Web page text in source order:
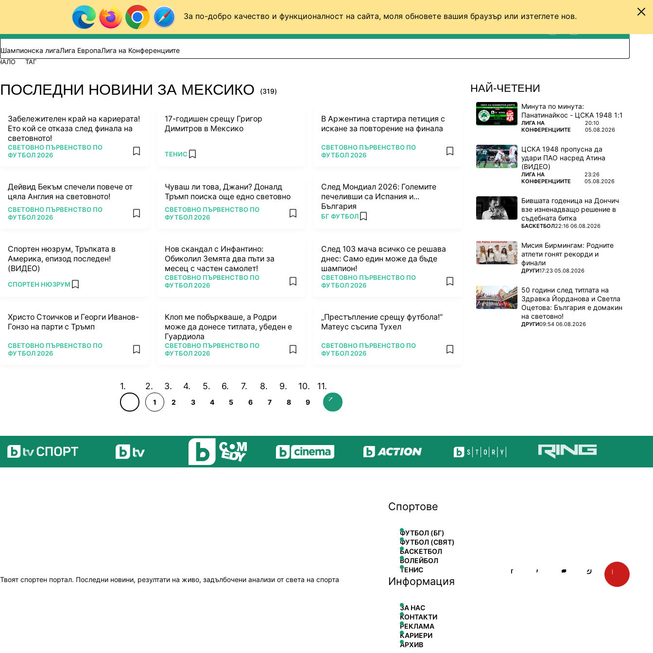
За по-добро качество и функционалност на сайта, моля обновете вашия браузър или изтеглете нов.
Към съдържанието
Търси в сайта
ВИДЕО ФУТБОЛ (БГ)
Шампионска лигаЛига ЕвропаЛига на Конференциите
ТАГ
ПОСЛЕДНИ НОВИНИ ЗА МЕКСИКО (319)
Забележителен край на кариерата!
Ето кой се отказа след финала на
световното!
ПОВЕЧЕ ОТ
СВЕТОВНО ПЪРВЕНСТВО ПО
ФУТБОЛ 2026
add favorites
17-годишен срещу Григор
Димитров в Мексико
ПОВЕЧЕ ОТ
ТЕНИС add favorites
В Аржентина стартира петиция с
искане за повторение на финала
ПОВЕЧЕ ОТ
СВЕТОВНО ПЪРВЕНСТВО ПО
ФУТБОЛ 2026
add favorites
Дейвид Бекъм спечели повече от
цяла Англия на световното!
ПОВЕЧЕ ОТ
СВЕТОВНО ПЪРВЕНСТВО ПО
ФУТБОЛ 2026
add favorites
Чуваш ли това, Джани? Доналд
Тръмп поиска още едно световно
ПОВЕЧЕ ОТ
СВЕТОВНО ПЪРВЕНСТВО ПО
ФУТБОЛ 2026
add favorites
След Мондиал 2026: Големите
печеливши са Испания и...
България
ПОВЕЧЕ ОТ
БГ ФУТБОЛ add favorites
Спортен нюзрум, Тръпката в
Америка, епизод последен!
(ВИДЕО)
ПОВЕЧЕ ОТ
СПОРТЕН НЮЗРУМ add favorites
Нов скандал с Инфантино:
Обиколил Земята два пъти за
месец с частен самолет!
ПОВЕЧЕ ОТ
СВЕТОВНО ПЪРВЕНСТВО ПО
ФУТБОЛ 2026
add favorites
След 103 мача всичко се решава
днес: Само един може да бъде
шампион!
ПОВЕЧЕ ОТ
СВЕТОВНО ПЪРВЕНСТВО ПО
ФУТБОЛ 2026
add favorites
Христо Стоичков и Георги Иванов-
Гонзо на парти с Тръмп
ПОВЕЧЕ ОТ
СВЕТОВНО ПЪРВЕНСТВО ПО
ФУТБОЛ 2026
add favorites
Клоп ме побъркваше, а Родри
може да донесе титлата, убеден е
Гуардиола
ПОВЕЧЕ ОТ
СВЕТОВНО ПЪРВЕНСТВО ПО
ФУТБОЛ 2026
add favorites
„Престъпление срещу футбола!“
Матеус съсипа Тухел
ПОВЕЧЕ ОТ
СВЕТОВНО ПЪРВЕНСТВО ПО
ФУТБОЛ 2026
add favorites
1 2 3 4 5 6 7 8 9
НАЙ-ЧЕТЕНИ
Минута по минута:
Панатинайкос - ЦСКА 1948 1:1
ПОВЕЧЕ ОТ
ЛИГА НА
КОНФЕРЕНЦИИТЕ
20:10
05.08.2026
ЦСКА 1948 пропусна да
удари ПАО насред Атина
(ВИДЕО)
ПОВЕЧЕ ОТ
ЛИГА НА
КОНФЕРЕНЦИИТЕ
23:26
05.08.2026
Бившата годеница на Дончич
взе изненадващо решение в
съдебната битка
ПОВЕЧЕ ОТ
БАСКЕТБОЛ22:16 06.08.2026
Мисия Бирмингам: Родните
атлети гонят рекорди и
финали
ПОВЕЧЕ ОТ
ДРУГИ17:23 05.08.2026
50 години след титлата на
Здравка Йорданова и Светла
Оцетова: България е домакин
на световно!
ПОВЕЧЕ ОТ
ДРУГИ09:54 06.08.2026
Твоят спортен портал. Последни новини, резултати на живо, задълбочени анализи от света на спорта
Спортове
ФУТБОЛ (БГ)
ФУТБОЛ (СВЯТ)
БАСКЕТБОЛ
ВОЛЕЙБОЛ
ТЕНИС
Информация
ЗА НАС
КОНТАКТИ
РЕКЛАМА
КАРИЕРИ
АРХИВ